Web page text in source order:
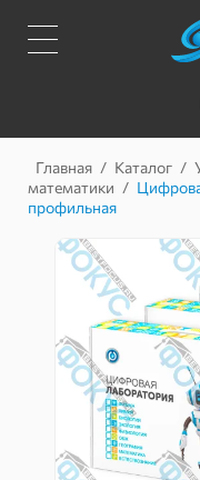
Главная / Каталог /
математики /
профильная